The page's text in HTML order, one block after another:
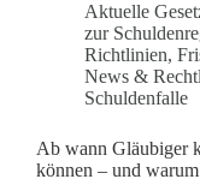
Aktuelle
zur
Richtlinien,
News &
Schuldenfalle
Ab wann Gläubiger
können – und